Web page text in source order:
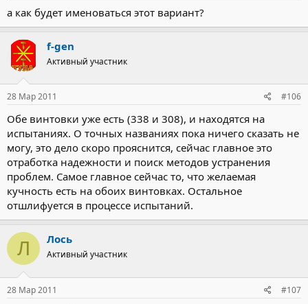
а как будет именоваться этот вариант?
f-gen
Активный участник
28 Мар 2011 #106
Обе винтовки уже есть (338 и 308), и находятся на
испытаниях. О точных названиях пока ничего сказать не
могу, это дело скоро прояснится, сейчас главное это
отработка надежности и поиск методов устранения
проблем. Самое главное сейчас то, что желаемая
кучность есть на обоих винтовках. Остальное
отшлифуется в процессе испытаний.
Л Лось
Активный участник
28 Мар 2011 #107